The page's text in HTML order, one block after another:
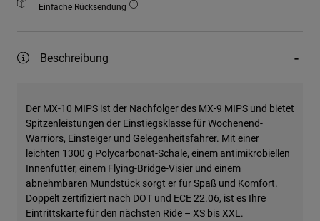
Einfache Rücksendung
Beschreibung
Der MX-10 MIPS ist der Nachfolger des MX-9 MIPS und bietet
Spitzenleistungen der Einstiegsklasse für Wochenend-
Warriors, Einsteiger und Gelegenheitsfahrer. Mit einer
leichten 1300 g Polycarbonat-Schale, einem antimikrobiellen
Innenfutter, einem Flying-Bridge-Visier und einem
abnehmbaren Mundstück sorgt er für Spaß und Komfort.
Doppelt zertifiziert nach DOT und ECE 22.06, ist es Ihre
Eintrittskarte für den nächsten Ride – XS bis XXL.